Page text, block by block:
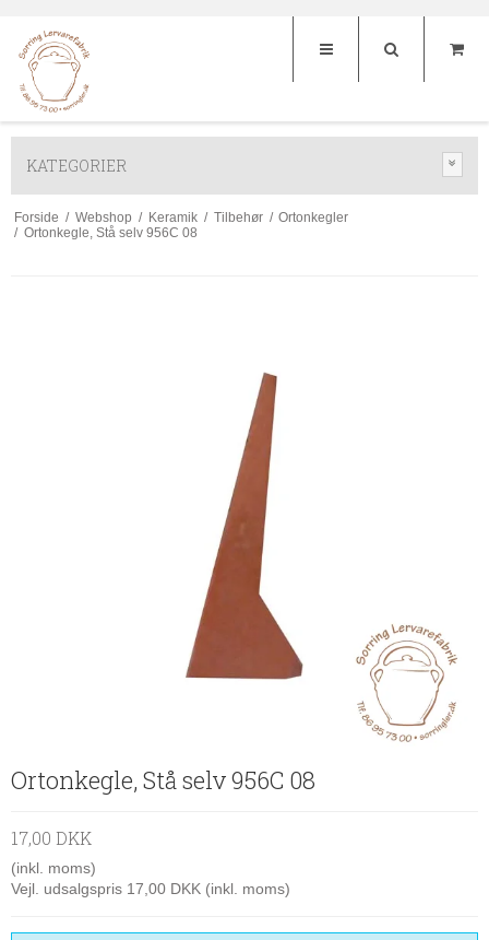
KATEGORIER
Forside / Webshop / Keramik / Tilbehør / Ortonkegler
/ Ortonkegle, Stå selv 956C 08
Ortonkegle, Stå selv 956C 08
17,00 DKK
(inkl. moms)
Vejl. udsalgspris 17,00 DKK (inkl. moms)